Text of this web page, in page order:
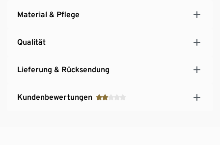
Material & Pflege
Qualität
Lieferung & Rücksendung
Kundenbewertungen